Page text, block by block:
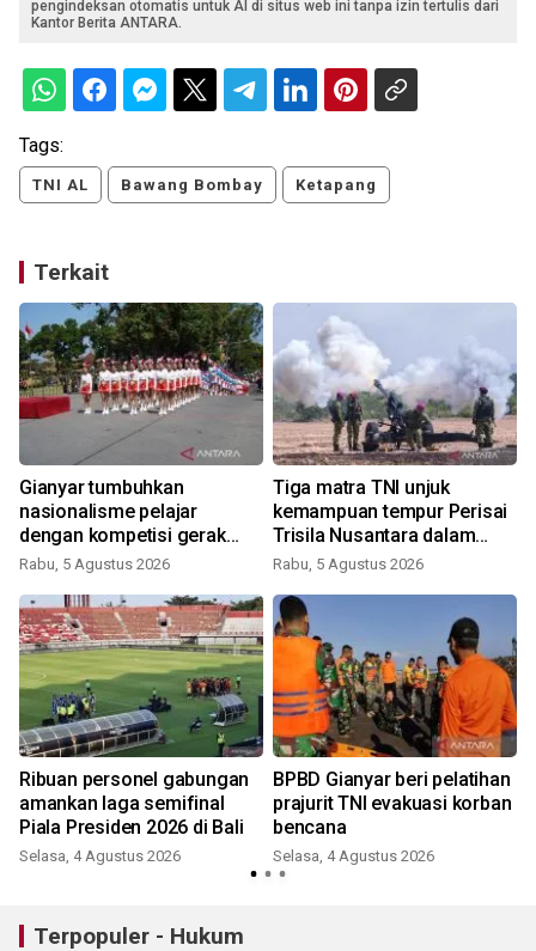
pengindeksan otomatis untuk AI di situs web ini tanpa izin tertulis dari
Kantor Berita ANTARA.
Tags:
TNI AL Bawang Bombay Ketapang
Terkait
Gianyar tumbuhkan
nasionalisme pelajar
dengan kompetisi gerak
jalan
Rabu, 5 Agustus 2026
Tiga matra TNI unjuk
kemampuan tempur Perisai
Trisila Nusantara dalam
latihan di Kepri
Rabu, 5 Agustus 2026
Ribuan personel gabungan
amankan laga semifinal
Piala Presiden 2026 di Bali
Selasa, 4 Agustus 2026
BPBD Gianyar beri pelatihan
prajurit TNI evakuasi korban
bencana
Selasa, 4 Agustus 2026
Terpopuler - Hukum